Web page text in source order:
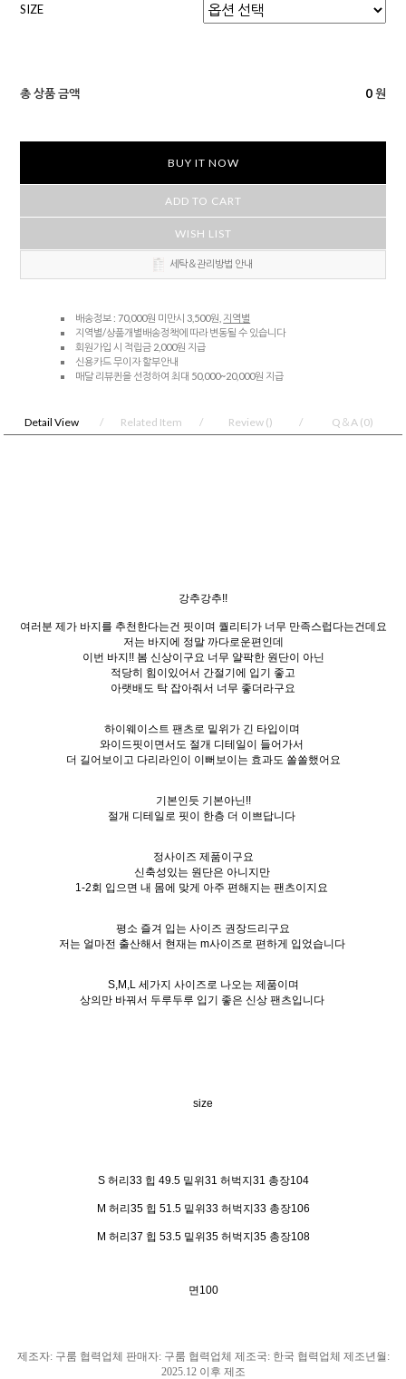
SIZE
총 상품 금액 0 원
BUY IT NOW
ADD TO CART
WISH LIST
세탁＆관리방법 안내
배송정보 : 70,000원 미만시 3,500원, 지역별
지역별/상품개별배송정책에 따라 변동될 수 있습니다
회원가입 시 적립금 2,000원 지급
신용카드 무이자 할부안내
매달 리뷰퀸을 선정하여 최대 50,000~20,000원 지급
Detail View Related Item Review () Q＆A (0)
강추강추!!
여러분 제가 바지를 추천한다는건 핏이며 퀄리티가 너무 만족스럽다는건데요
저는 바지에 정말 까다로운편인데
이번 바지!! 봄 신상이구요 너무 얄팍한 원단이 아닌
적당히 힘이있어서 간절기에 입기 좋고
아랫배도 탁 잡아줘서 너무 좋더라구요
하이웨이스트 팬츠로 밑위가 긴 타입이며
와이드핏이면서도 절개 디테일이 들어가서
더 길어보이고 다리라인이 이뻐보이는 효과도 쏠쏠했어요
기본인듯 기본아닌!!
절개 디테일로 핏이 한층 더 이쁘답니다
정사이즈 제품이구요
신축성있는 원단은 아니지만
1-2회 입으면 내 몸에 맞게 아주 편해지는 팬츠이지요
평소 즐겨 입는 사이즈 권장드리구요
저는 얼마전 출산해서 현재는 m사이즈로 편하게 입었습니다
S,M,L 세가지 사이즈로 나오는 제품이며
상의만 바꿔서 두루두루 입기 좋은 신상 팬츠입니다
size
S 허리33 힙 49.5 밑위31 허벅지31 총장104
M 허리35 힙 51.5 밑위33 허벅지33 총장106
M 허리37 힙 53.5 밑위35 허벅지35 총장108
면100
제조자: 구룸 협력업체 판매자: 구룸 협력업체 제조국: 한국 협력업체 제조년월 :
2025.12 이후 제조